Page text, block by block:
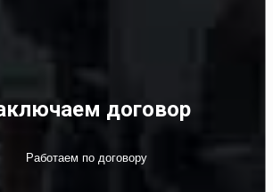
договор
Работаем по договору